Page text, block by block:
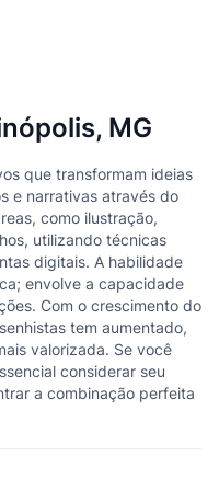
MG
que transformam ideias
e narrativas através do
como ilustração,
utilizando técnicas
digitais. A habilidade
envolve a capacidade
Com o crescimento do
tem aumentado,
valorizada. Se você
considerar seu
a combinação perfeita